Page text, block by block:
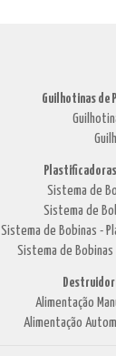
Guilhotinas de
Sistema de
Sistema de
Sistema de Bobinas -
Sistema de
Alimentação
Alimentação